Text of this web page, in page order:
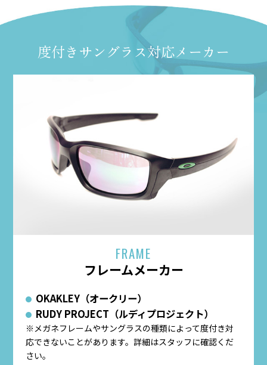
度付きサングラス対応メーカー
FRAME
フレームメーカー
OKAKLEY（オークリー）
RUDY PROJECT（ルディプロジェクト）
※メガネフレームやサングラスの種類によって度付き対
応できないことがあります。詳細はスタッフに確認くだ
さい。